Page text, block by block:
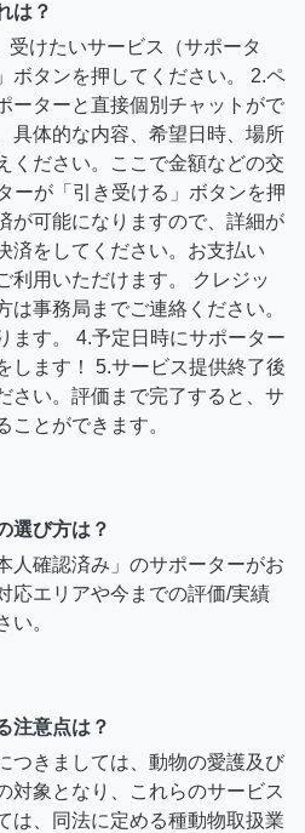
は？
受けたいサービス（サポータ
ボタンを押してください。 2.ペ
ーターと直接個別チャットがで
具体的な内容、希望日時、場所
ください。ここで金額などの交
ーが「引き受ける」ボタンを押
が可能になりますので、詳細が
済をしてください。お支払い
利用いただけます。 クレジッ
は事務局までご連絡ください。
ます。 4.予定日時にサポーター
します！ 5.サービス提供終了後
さい。評価まで完了すると、サ
ことができます。
選び方は？
人確認済み」のサポーターがお
応エリアや今までの評価/実績
い。
注意点は？
つきましては、動物の愛護及び
対象となり、これらのサービス
は、同法に定める種動物取扱業